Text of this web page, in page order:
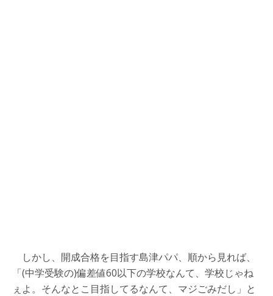
しかし、開成合格を目指す島津パパ、順から見れば、
「(中学受験の)偏差値60以下の学校なんて、学校じゃね
ぇよ。そんなとこ目指してるなんて、マジごみだし」と